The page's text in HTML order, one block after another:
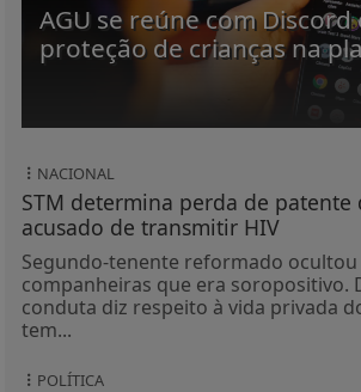
AGU se reúne com Discord
proteção de crianças na
NACIONAL
STM determina perda de
acusado de transmitir HIV
Segundo-tenente reformado ocultou
companheiras que era soropositivo.
conduta diz respeito à vida privada
tem...
POLÍTICA